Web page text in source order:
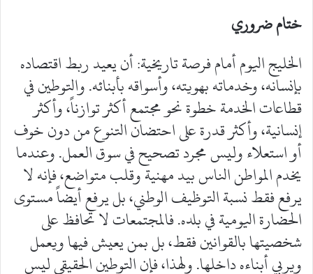
ختام ضروري
الخليج اليوم أمام فرصة تاريخية: أن يعيد ربط اقتصاده
بإنسانه، وخدماته بهويته، وأسواقه بأبنائه. والتوطين في
قطاعات الخدمة خطوة نحو مجتمع أكثر توازناً، وأكثر
إنسانية، وأكثر قدرة على احتضان التنوع من دون خوف
أو استعلاء وليس مجرد تصحيح في سوق العمل. وعندما
يخدم المواطن الناس بيد مهنية وقلب متواضع، فإنه لا
يرفع فقط نسبة التوظيف الوطني، بل يرفع أيضاً مستوى
الحضارة اليومية في بلده. فالمجتمعات لا تحافظ على
شخصيتها بالقوانين فقط، بل بمن يعيش فيها ويعمل
ويربي أبناءه داخلها. ولهذا، فإن التوطين الحقيقي ليس